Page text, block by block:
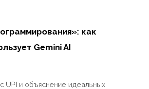
как
Gemini AI
UPI и объяснение идеальных